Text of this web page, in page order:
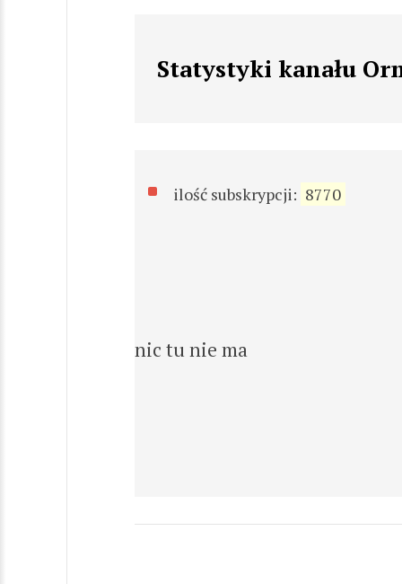
Statystyki kanału
ilość subskrypcji: 8770
nic tu nie ma